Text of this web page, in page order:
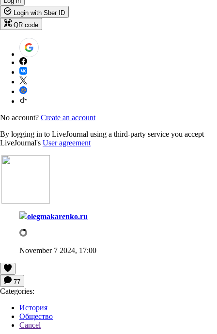
Login with Sber ID
QR code
No account? Create an account
By logging in to LiveJournal using a third-party service you accept
LiveJournal's User agreement
olegmakarenko.ru
November 7 2024, 17:00
77
Categories:
История
Общество
Cancel